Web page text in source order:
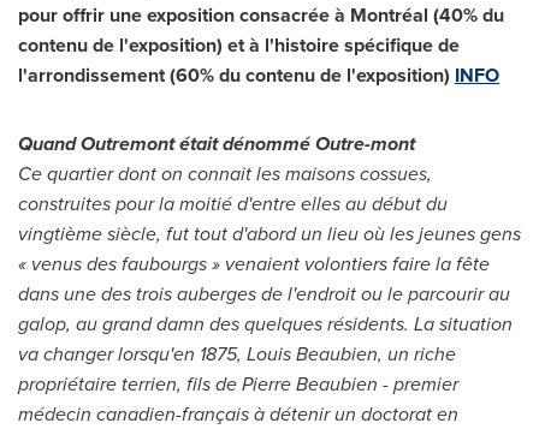
pour offrir une exposition consacrée à Montréal (40% du
contenu de l'exposition) et à l'histoire spécifique de
l'arrondissement (60% du contenu de l'exposition) INFO
Quand Outremont était dénommé Outre-mont
Ce quartier dont on connait les maisons cossues,
construites pour la moitié d'entre elles au début du
vingtième siècle, fut tout d'abord un lieu où les jeunes gens
« venus des faubourgs » venaient volontiers faire la fête
dans une des trois auberges de l'endroit ou le parcourir au
galop, au grand damn des quelques résidents. La situation
va changer lorsqu'en 1875, Louis Beaubien, un riche
propriétaire terrien, fils dePierre Beaubien - premier
médecin canadien-français à détenir un doctorat en